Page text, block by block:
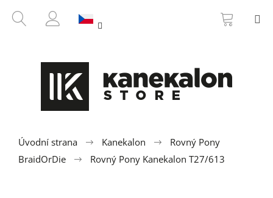
HLEDAT
PŘIHLÁŠENÍ
KOŠÍK
Úvodní strana Kanekalon
Rovný Pony
BraidOrDie
Rovný Pony Kanekalon T27/613
ZPĚT
ZPĚT
e